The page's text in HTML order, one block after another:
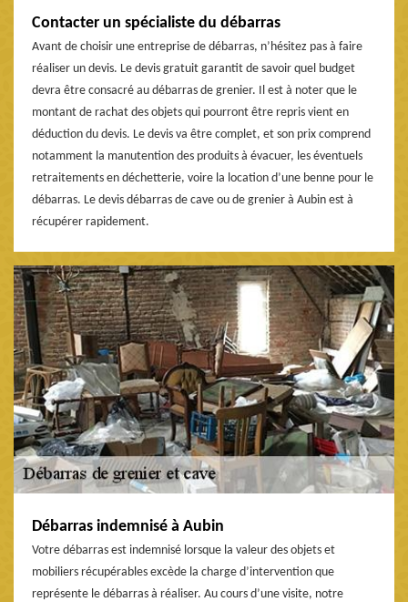
Contacter un spécialiste du débarras
Avant de choisir une entreprise de débarras, n’hésitez pas à faire
réaliser un devis. Le devis gratuit garantit de savoir quel budget
devra être consacré au débarras de grenier. Il est à noter que le
montant de rachat des objets qui pourront être repris vient en
déduction du devis. Le devis va être complet, et son prix comprend
notamment la manutention des produits à évacuer, les éventuels
retraitements en déchetterie, voire la location d’une benne pour le
débarras. Le devis débarras de cave ou de grenier à Aubin est à
récupérer rapidement.
Débarras indemnisé à Aubin
Votre débarras est indemnisé lorsque la valeur des objets et
mobiliers récupérables excède la charge d’intervention que
représente le débarras à réaliser. Au cours d’une visite, notre